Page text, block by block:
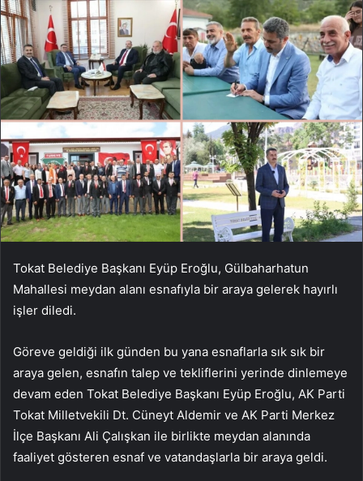
Tokat Belediye Başkanı Eyüp Eroğlu, Gülbaharhatun
Mahallesi meydan alanı esnafıyla bir araya gelerek hayırlı
işler diledi.
Göreve geldiği ilk günden bu yana esnaflarla sık sık bir
araya gelen, esnafın talep ve tekliflerini yerinde dinlemeye
devam eden Tokat Belediye Başkanı Eyüp Eroğlu, AK Parti
Tokat Milletvekili Dt. Cüneyt Aldemir ve AK Parti Merkez
İlçe Başkanı Ali Çalışkan ile birlikte meydan alanında
faaliyet gösteren esnaf ve vatandaşlarla bir araya geldi.